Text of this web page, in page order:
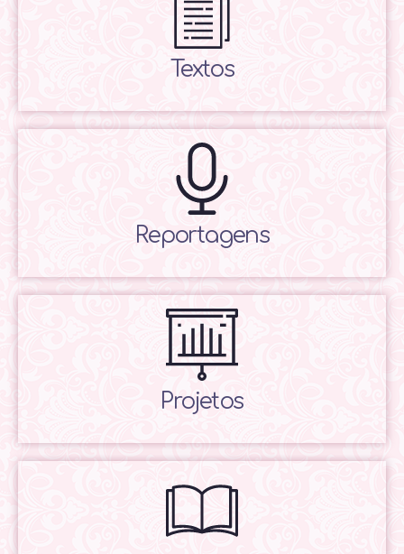
Textos
Reportagens
Projetos